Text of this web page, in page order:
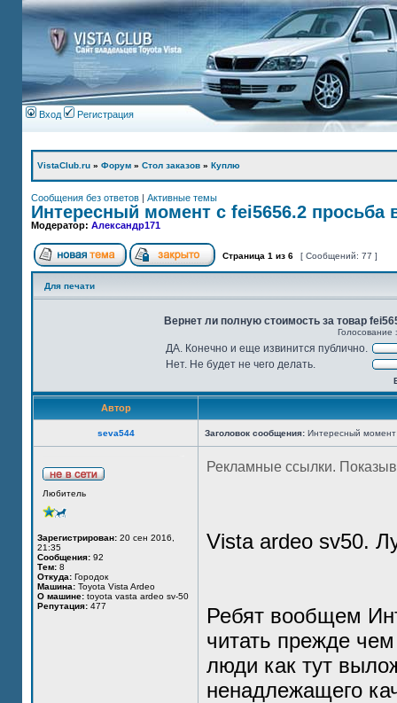
Вход Регистрация
VistaClub.ru » Форум » Стол заказов » Куплю
Сообщения без ответов | Активные темы
Интересный момент с fei5656.2 просьба
Модератор: Александр171
Страница 1 из 6 [ Сообщений: 77 ]
Для печати
Вернет ли полную стоимость за товар
Голосование
ДА. Конечно и еще извинится публично.
Нет. Не будет не чего делать.
Автор
seva544 Заголовок сообщения: Интересный момент
Любитель
Зарегистрирован: 20 сен 2016,
21:35
Сообщения: 92
Тем: 8
Откуда: Городок
Машина: Toyota Vista Ardeo
О машине: toyota vasta ardeo sv-50
Репутация: 477
Рекламные ссылки.
Vista ardeo sv50.
Ребят вообщем
читать прежде
люди как тут
ненадлежащего